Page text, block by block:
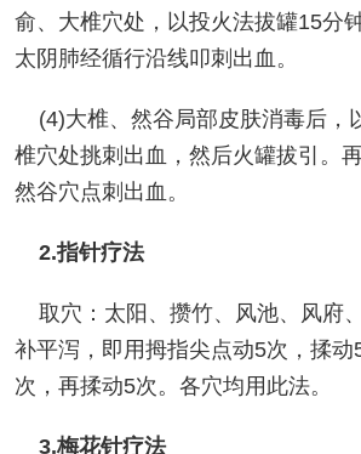
俞、大椎穴处，以投火法拔罐15分
太阴肺经循行沿线叩刺出血。
(4)大椎、然谷局部皮肤消毒后，
椎穴处挑刺出血，然后火罐拔引。
然谷穴点刺出血。
2.指针疗法
取穴：太阳、攒竹、风池、风府
补平泻，即用拇指尖点动5次，揉动
次，再揉动5次。各穴均用此法。
3.梅花针疗法